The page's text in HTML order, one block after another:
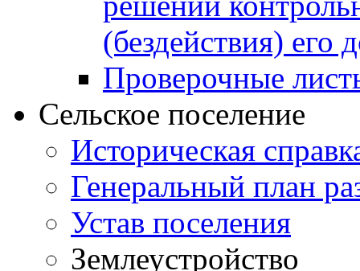
(бездействия) его
Проверочные
Сельское поселение
Историческая
Генеральный план
Устав поселения
Землеустройство